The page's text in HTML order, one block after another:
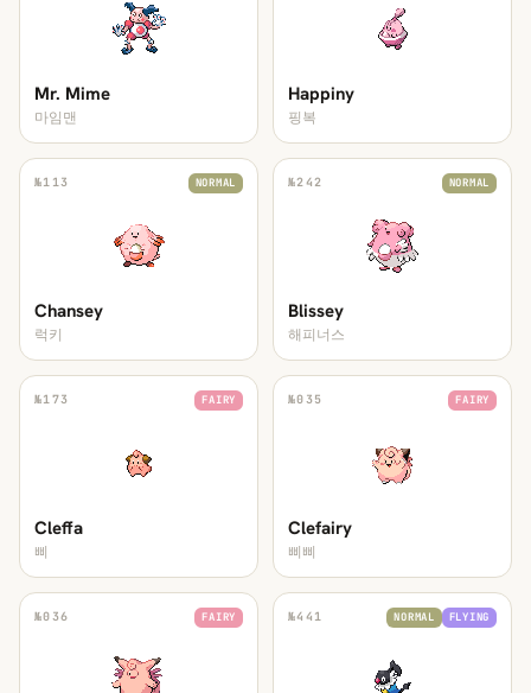
Mr. Mime
마임맨
Happiny
핑복
№113 NORMAL
Chansey
럭키
№242 NORMAL
Blissey
해피너스
№173 FAIRY
Cleffa
삐
№035 FAIRY
Clefairy
삐삐
№036 FAIRY №441 NORMAL FLYING